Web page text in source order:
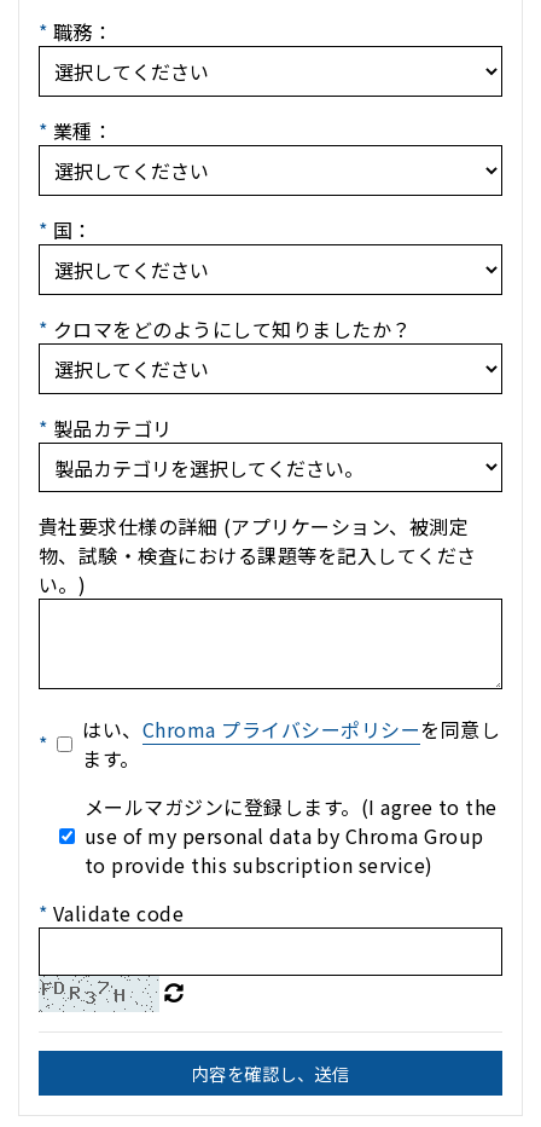
* 職務：
* 業種：
* 国：
* クロマをどのようにして知りましたか？
* 製品カテゴリ
貴社要求仕様の詳細 (アプリケーション、被測定
物、試験・検査における課題等を記入してくださ
い。)
* はい、 Chroma プライバシーポリシーを同意し
ます。
メールマガジンに登録します。(I agree to the
use of my personal data by Chroma Group
to provide this subscription service)
* Validate code
内容を確認し、送信